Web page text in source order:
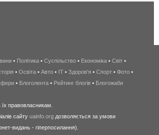
беспроводной
интернет
киев
wimax
• Політика • Суспільство • Економіка • Світ •
• Освіта • Авто • IT • Здоров'я • Спорт • Фото •
• Блоголента • Рейтинг блогів • Блогожаби
правовласникам.
сайту uainfo.org дозволяється за умови
видань - гіперпосилання).